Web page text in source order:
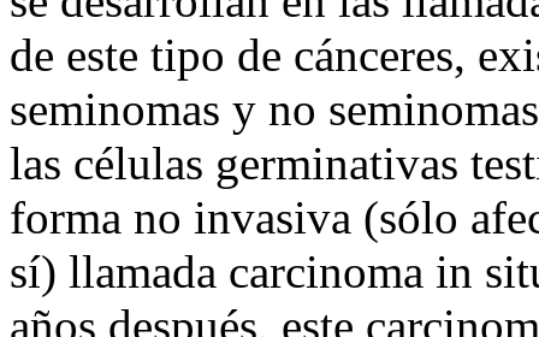
de este tipo de cánceres,
seminomas y no
las células germinativas
forma no invasiva (sólo
sí) llamada carcinoma in
años después, este